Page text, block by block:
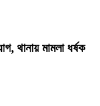
থানায় মামলা ধর্ষক